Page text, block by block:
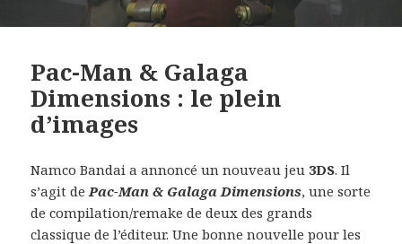
Pac-Man & Galaga
Dimensions : le plein
d’images
Namco Bandai a annoncé un nouveau jeu 3DS. Il
s’agit de Pac-Man & Galaga Dimensions, une sorte
de compilation/remake de deux des grands
classique de l’éditeur. Une bonne nouvelle pour les